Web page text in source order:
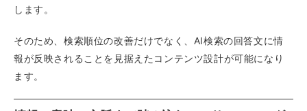
します。
そのため、検索順位の改善だけでなく、AI検索の回答文に情
報が反映されることを見据えたコンテンツ設計が可能になり
ます。